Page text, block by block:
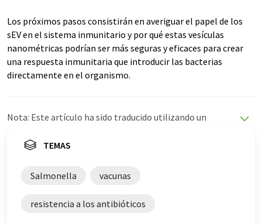
Los próximos pasos consistirán en averiguar el papel de los
sEV en el sistema inmunitario y por qué estas vesículas
nanométricas podrían ser más seguras y eficaces para crear
una respuesta inmunitaria que introducir las bacterias
directamente en el organismo.
Nota: Este artículo ha sido traducido utilizando un
ofrece estas traducciones automáticas para presentar
este artículo ha sido traducido con traducción
vocabulario, sintaxis o gramática. El artículo original en
Inglés se puede encontraraquí.
TEMAS
Salmonella vacunas
resistencia a los antibióticos